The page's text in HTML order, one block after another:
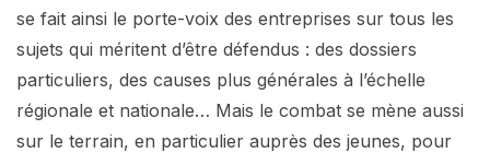
se fait ainsi le porte-voix des entreprises sur tous les
sujets qui méritent d’être défendus : des dossiers
particuliers, des causes plus générales à l’échelle
régionale et nationale… Mais le combat se mène aussi
sur le terrain, en particulier auprès des jeunes, pour